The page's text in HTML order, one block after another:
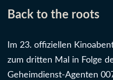
Back to the roots
Im 23. offiziellen
zum dritten Mal in Folge
Geheimdienst-Agenten